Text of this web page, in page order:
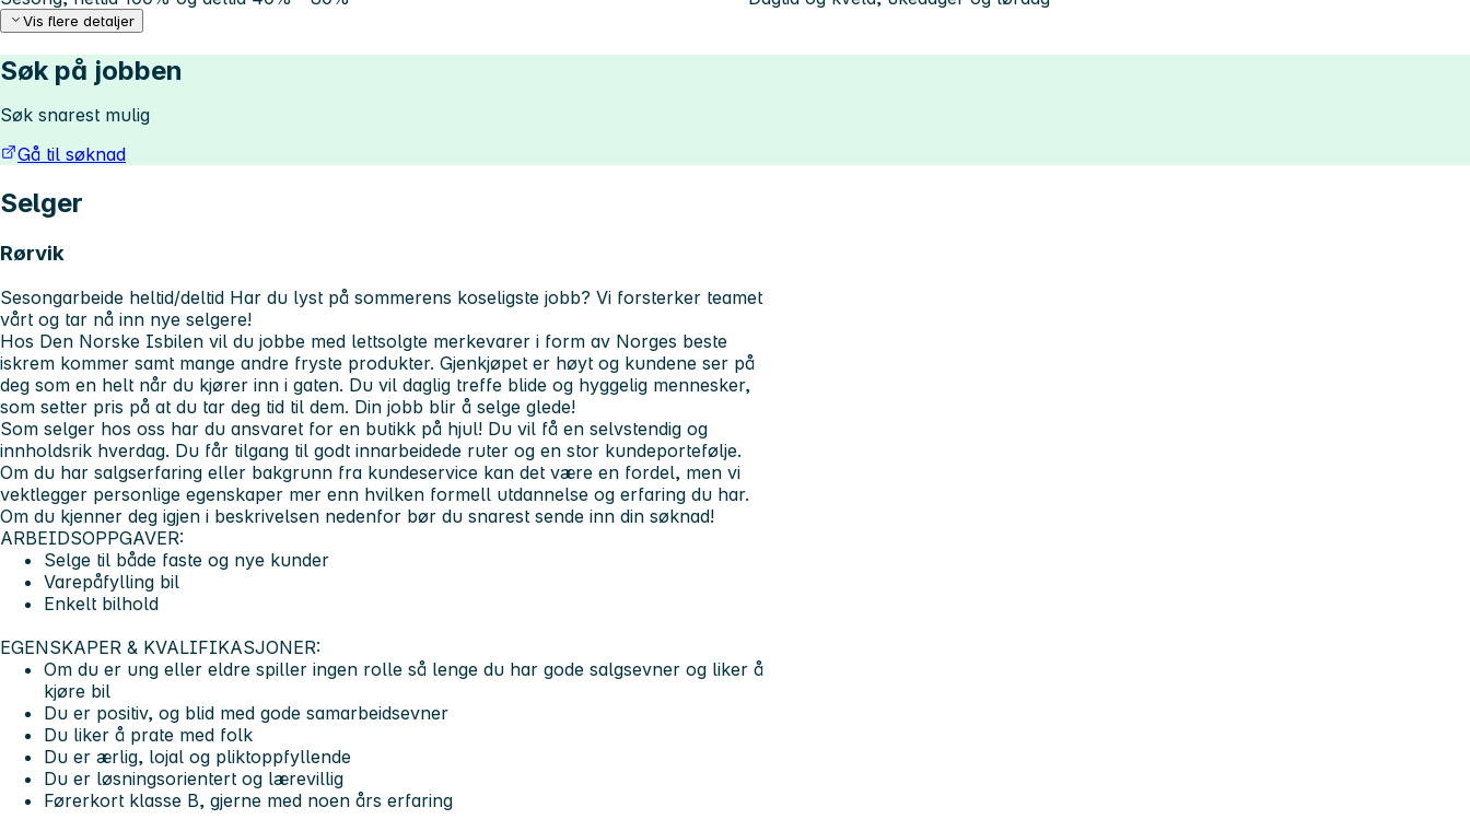
Vis flere detaljer
Søk på jobben
Søk snarest mulig
Gå til søknad
Selger
Rørvik
Sesongarbeide heltid/deltid Har du lyst på sommerens koseligste jobb? Vi forsterker teamet
vårt og tar nå inn nye selgere!
Hos Den Norske Isbilen vil du jobbe med lettsolgte merkevarer i form av Norges beste
iskrem kommer samt mange andre fryste produkter. Gjenkjøpet er høyt og kundene ser på
deg som en helt når du kjører inn i gaten. Du vil daglig treffe blide og hyggelig mennesker,
som setter pris på at du tar deg tid til dem. Din jobb blir å selge glede!
Som selger hos oss har du ansvaret for en butikk på hjul! Du vil få en selvstendig og
innholdsrik hverdag. Du får tilgang til godt innarbeidede ruter og en stor kundeportefølje.
Om du har salgserfaring eller bakgrunn fra kundeservice kan det være en fordel, men vi
vektlegger personlige egenskaper mer enn hvilken formell utdannelse og erfaring du har.
Om du kjenner deg igjen i beskrivelsen nedenfor bør du snarest sende inn din søknad!
ARBEIDSOPPGAVER:
Selge til både faste og nye kunder
Varepåfylling bil
Enkelt bilhold
EGENSKAPER & KVALIFIKASJONER:
Om du er ung eller eldre spiller ingen rolle så lenge du har gode salgsevner og liker å
kjøre bil
Du er positiv, og blid med gode samarbeidsevner
Du liker å prate med folk
Du er ærlig, lojal og pliktoppfyllende
Du er løsningsorientert og lærevillig
Førerkort klasse B, gjerne med noen års erfaring